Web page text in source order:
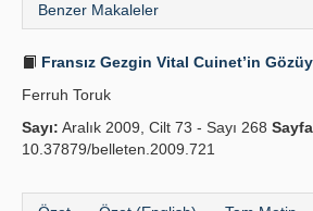
Benzer Makaleler
Fransız Gezgin Vital Cuinet’in
Ferruh Toruk
Sayı: Aralık 2009, Cilt 73 - Sayı 268
10.37879/belleten.2009.721